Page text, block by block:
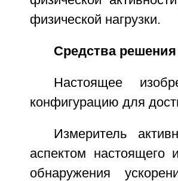
физической нагрузки.
Средства решения
Настоящее
конфигурацию для
Измеритель
аспектом настоящего
обнаружения